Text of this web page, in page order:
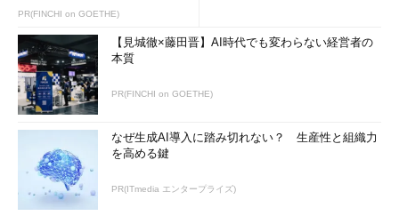
PR(FINCHI on GOETHE)
【見城徹×藤田晋】AI時代でも変わらない経営者の
本質
PR(FINCHI on GOETHE)
なぜ生成AI導入に踏み切れない？ 生産性と組織力
を高める鍵
PR(ITmedia エンタープライズ)